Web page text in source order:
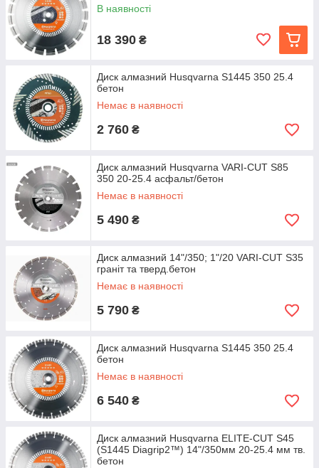
В наявності
18 390 ₴
Диск алмазний Husqvarna S1445 350 25.4
бетон
Немає в наявності
2 760 ₴
Диск алмазний Husqvarna VARI-CUT S85
350 20-25.4 асфальт/бетон
Немає в наявності
5 490 ₴
Диск алмазний 14"/350; 1"/20 VARI-CUT S35
граніт та тверд.бетон
Немає в наявності
5 790 ₴
Диск алмазний Husqvarna S1445 350 25.4
бетон
Немає в наявності
6 540 ₴
Диск алмазний Husqvarna ELITE-CUT S45
(S1445 Diagrip2™) 14"/350мм 20-25.4 мм тв.
бетон